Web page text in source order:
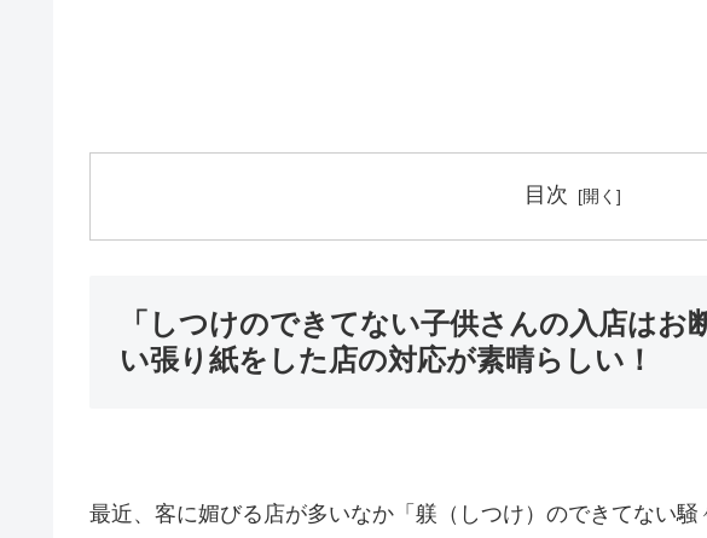
目次
「しつけのできてない子供さんの入店はお
い張り紙をした店の対応が素晴らしい！
最近、客に媚びる店が多いなか「躾（しつけ）のできてない